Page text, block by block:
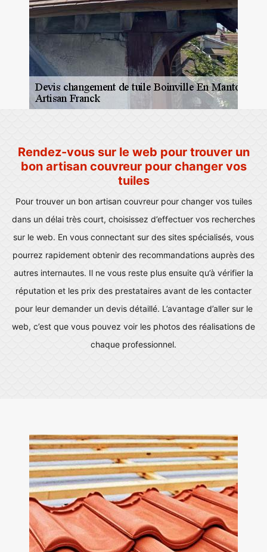
Rendez-vous sur le web pour trouver un
bon artisan couvreur pour changer vos
tuiles
Pour trouver un bon artisan couvreur pour changer vos tuiles
dans un délai très court, choisissez d’effectuer vos recherches
sur le web. En vous connectant sur des sites spécialisés, vous
pourrez rapidement obtenir des recommandations auprès des
autres internautes. Il ne vous reste plus ensuite qu’à vérifier la
réputation et les prix des prestataires avant de les contacter
pour leur demander un devis détaillé. L’avantage d’aller sur le
web, c’est que vous pouvez voir les photos des réalisations de
chaque professionnel.